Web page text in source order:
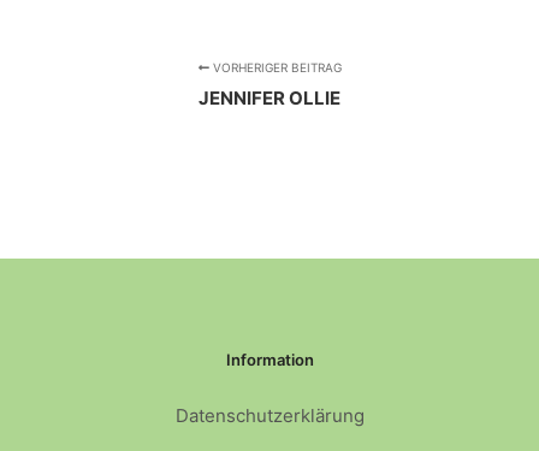
VORHERIGER BEITRAG
JENNIFER OLLIE
Information
Datenschutzerklärung